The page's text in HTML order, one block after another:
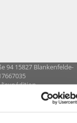
94 15827 Blankenfelde-
l'expédition